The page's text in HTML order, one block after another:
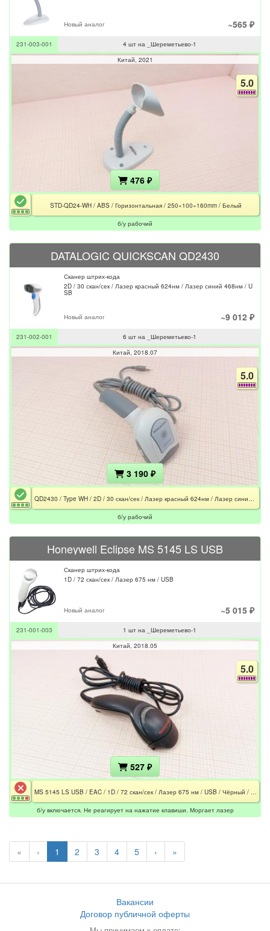
Новый аналог ~565 ₽
231-003-001
4 шт на _Шереметьево-1
Китай 2021
5.0
476 ₽
STD-QD24-WH / ABS / Горизонтальная / 250×100×160mm / Белый
б/у рабочий
DATALOGIC QUICKSCAN QD2430
Сканер штрих-кода
2D / 30 скан/сек / Лазер красный 624нм / Лазер синий 468нм / U
SB
Новый аналог ~9 012 ₽
231-002-001
6 шт на _Шереметьево-1
Китай 2018.07
5.0
3 190 ₽
QD2430 / Type WH / 2D / 30 скан/сек / Лазер красный 624нм / Лазер синий 468нм / USB / CE / EAC
б/у рабочий
Honeywell Eclipse MS 5145 LS USB
Сканер штрих-кода
1D / 72 скан/сек / Лазер 675 нм / USB
Новый аналог ~5 015 ₽
231-001-003
1 шт на _Шереметьево-1
Китай 2018.05
5.0
527 ₽
б/у включается. Не реагирует на нажатие клавиши. Моргает лазер
« ‹ 1 2 3 4 5 › »
Вакансии
Договор публичной оферты